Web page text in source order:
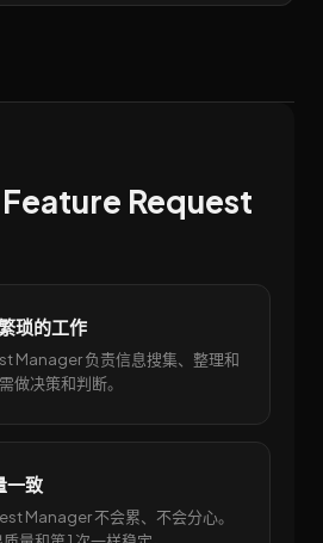
Feature Request
琐的工作
Manager 负责信息搜集、整理和
做决策和判断。
一致
Manager 不会累、不会分心。